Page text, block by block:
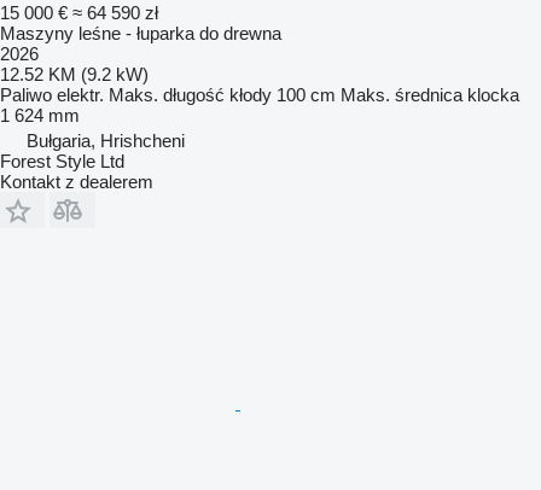
15 000 € ≈ 64 590 zł
Maszyny leśne - łuparka do drewna
2026
12.52 KM (9.2 kW)
Paliwo elektr. Maks. długość kłody 100 cm Maks. średnica klocka
1 624 mm
Bułgaria, Hrishcheni
Forest Style Ltd
Kontakt z dealerem